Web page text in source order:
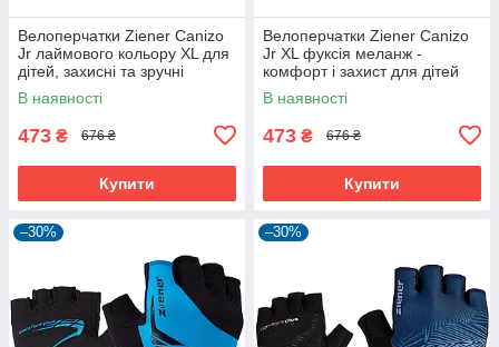
Велоперчатки Ziener Canizo
Jr лаймового кольору XL для
дітей, захисні та зручні
В наявності
473 ₴ 676 ₴
Купити
Велоперчатки Ziener Canizo
Jr XL фуксія меланж -
комфорт і захист для дітей
В наявності
473 ₴ 676 ₴
Купити
–30% –30%